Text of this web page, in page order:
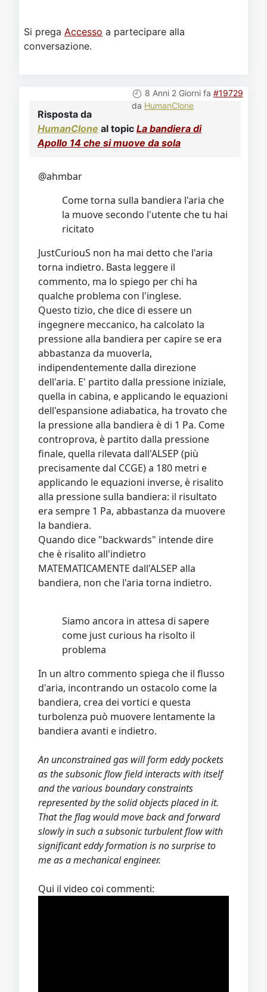
Si prega Accesso a partecipare alla
conversazione.
8 Anni 2 Giorni fa #19729
da HumanClone
Risposta da
HumanClone al topic La bandiera di
Apollo 14 che si muove da sola
@ahmbar
Come torna sulla bandiera l'aria che
la muove secondo l'utente che tu hai
ricitato
JustCuriouS non ha mai detto che l'aria
torna indietro. Basta leggere il
commento, ma lo spiego per chi ha
qualche problema con l'inglese.
Questo tizio, che dice di essere un
ingegnere meccanico, ha calcolato la
pressione alla bandiera per capire se era
abbastanza da muoverla,
indipendentemente dalla direzione
dell'aria. E' partito dalla pressione iniziale,
quella in cabina, e applicando le equazioni
dell'espansione adiabatica, ha trovato che
la pressione alla bandiera è di 1 Pa. Come
controprova, è partito dalla pressione
finale, quella rilevata dall'ALSEP (più
precisamente dal CCGE) a 180 metri e
applicando le equazioni inverse, è risalito
alla pressione sulla bandiera: il risultato
era sempre 1 Pa, abbastanza da muovere
la bandiera.
Quando dice "backwards" intende dire
che è risalito all'indietro
MATEMATICAMENTE dall'ALSEP alla
bandiera, non che l'aria torna indietro.
Siamo ancora in attesa di sapere
come just curious ha risolto il
problema
In un altro commento spiega che il flusso
d'aria, incontrando un ostacolo come la
bandiera, crea dei vortici e questa
turbolenza può muovere lentamente la
bandiera avanti e indietro.
An unconstrained gas will form eddy pockets
as the subsonic flow field interacts with itself
and the various boundary constraints
represented by the solid objects placed in it.
That the flag would move back and forward
slowly in such a subsonic turbulent flow with
significant eddy formation is no surprise to
me as a mechanical engineer.
Qui il video coi commenti: